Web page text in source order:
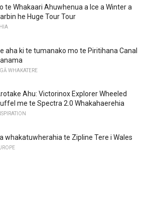
te Whakaari Ahuwhenua a Ice a Winter a
he Huge Tour Tour
aha ki te tumanako mo te Piritihana Canal
WHAKATERE
Ahu: Victorinox Explorer Wheeled
me te Spectra 2.0 Whakahaerehia
whakatuwherahia te Zipline Tere i Wales